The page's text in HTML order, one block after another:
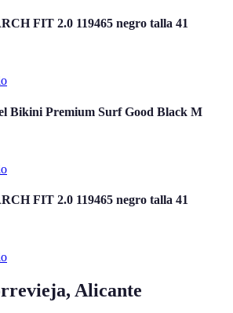
FIT 2.0 119465 negro talla 41
Bikini Premium Surf Good Black M
FIT 2.0 119465 negro talla 41
Alicante